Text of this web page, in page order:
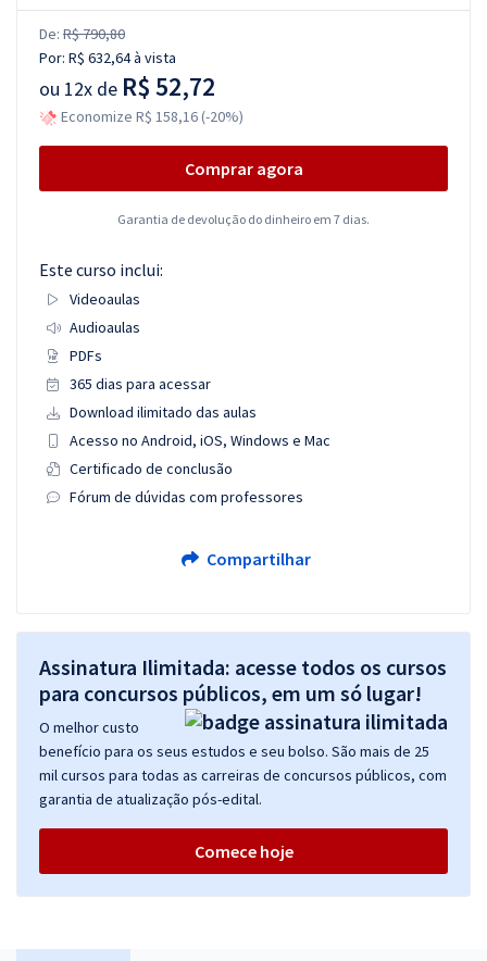
De: R$ 790,80
Por: R$ 632,64à vista
ou 12x de R$ 52,72
Economize R$ 158,16 (-20%)
Comprar agora
Garantia de devolução do dinheiro em 7 dias.
Este curso inclui:
Videoaulas
Audioaulas
PDFs
365 dias para acessar
Download ilimitado das aulas
Acesso no Android, iOS, Windows e Mac
Certificado de conclusão
Fórum de dúvidas com professores
Compartilhar
Assinatura Ilimitada: acesse todos os cursos
para concursos públicos, em um só lugar!
O melhor custo
benefício para os seus estudos e seu bolso. São mais de 25
mil cursos para todas as carreiras de concursos públicos, com
garantia de atualização pós-edital.
Comece hoje